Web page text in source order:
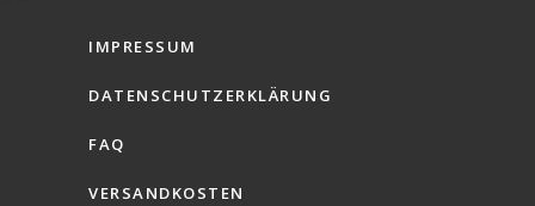
IMPRESSUM
DATENSCHUTZERKLÄRUNG
FAQ
VERSANDKOSTEN